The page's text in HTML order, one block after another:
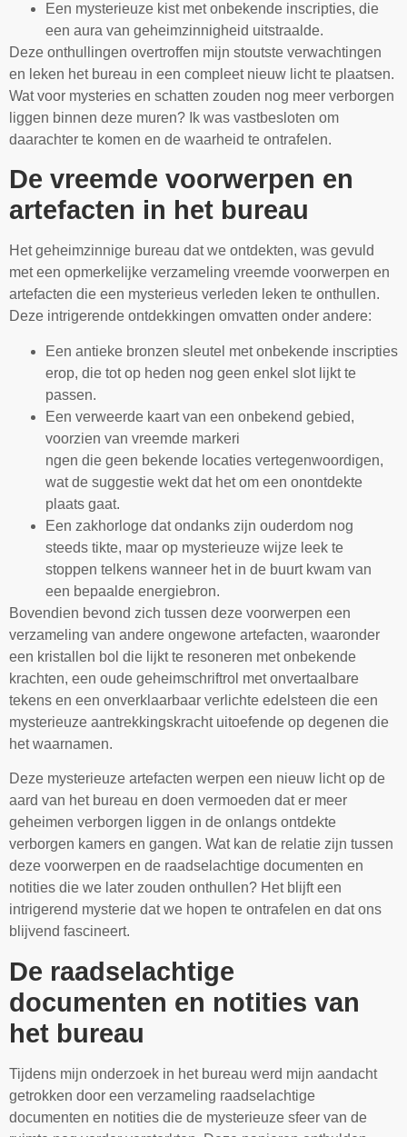
Een mysterieuze kist met onbekende inscripties, die
een aura van geheimzinnigheid uitstraalde.
Deze onthullingen overtroffen mijn stoutste verwachtingen
en leken het bureau in een compleet nieuw licht te plaatsen.
Wat voor mysteries en schatten zouden nog meer verborgen
liggen binnen deze muren? Ik was vastbesloten om
daarachter te komen en de waarheid te ontrafelen.
De vreemde voorwerpen en
artefacten in het bureau
Het geheimzinnige bureau dat we ontdekten, was gevuld
met een opmerkelijke verzameling vreemde voorwerpen en
artefacten die een mysterieus verleden leken te onthullen.
Deze intrigerende ontdekkingen omvatten onder andere:
Een antieke bronzen sleutel met onbekende inscripties
erop, die tot op heden nog geen enkel slot lijkt te
passen.
Een verweerde kaart van een onbekend gebied,
voorzien van vreemde markeri
ngen die geen bekende locaties vertegenwoordigen,
wat de suggestie wekt dat het om een onontdekte
plaats gaat.
Een zakhorloge dat ondanks zijn ouderdom nog
steeds tikte, maar op mysterieuze wijze leek te
stoppen telkens wanneer het in de buurt kwam van
een bepaalde energiebron.
Bovendien bevond zich tussen deze voorwerpen een
verzameling van andere ongewone artefacten, waaronder
een kristallen bol die lijkt te resoneren met onbekende
krachten, een oude geheimschriftrol met onvertaalbare
tekens en een onverklaarbaar verlichte edelsteen die een
mysterieuze aantrekkingskracht uitoefende op degenen die
het waarnamen.
Deze mysterieuze artefacten werpen een nieuw licht op de
aard van het bureau en doen vermoeden dat er meer
geheimen verborgen liggen in de onlangs ontdekte
verborgen kamers en gangen. Wat kan de relatie zijn tussen
deze voorwerpen en de raadselachtige documenten en
notities die we later zouden onthullen? Het blijft een
intrigerend mysterie dat we hopen te ontrafelen en dat ons
blijvend fascineert.
De raadselachtige
documenten en notities van
het bureau
Tijdens mijn onderzoek in het bureau werd mijn aandacht
getrokken door een verzameling raadselachtige
documenten en notities die de mysterieuze sfeer van de